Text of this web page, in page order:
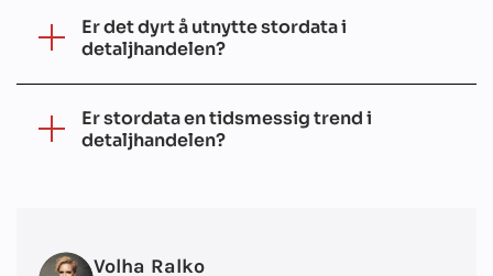
Er det dyrt å utnytte stordata i
detaljhandelen?
Er stordata en tidsmessig trend i
detaljhandelen?
Volha Ralko